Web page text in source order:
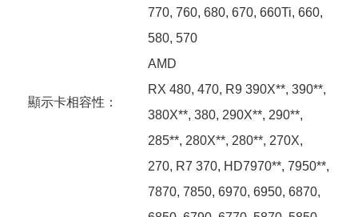
顯示卡相容性：
770, 760, 680, 670, 660Ti, 660,
580, 570
AMD
RX 480, 470, R9 390X**, 390**,
380X**, 380, 290X**, 290**,
285**, 280X**, 280**, 270X,
270, R7 370, HD7970**, 7950**,
7870, 7850, 6970, 6950, 6870,